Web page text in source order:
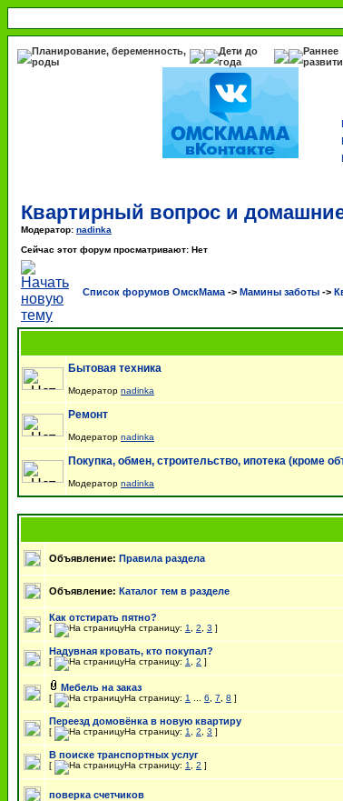
Планирование, беременность,
роды
Дети до
года
Раннее
Квартирный вопрос и
Модератор: nadinka
Сейчас этот форум просматривают: Нет
Список форумов ОмскМама -> Мамины заботы ->
Бытовая техника
Модератор nadinka
Ремонт
Модератор nadinka
Покупка, обмен, строительство, ипотека (кроме
Модератор nadinka
Объявление: Правила раздела
Объявление: Каталог тем в разделе
Как отстирать пятно?
[ На страницу: 1 2 3 ]
Надувная кровать, кто покупал?
[ На страницу: 1 2 ]
Мебель на заказ
[ На страницу: 1 6 7 8 ]
Переезд домовёнка в новую квартиру
[ На страницу: 1 2 3 ]
В поиске транспортных услуг
[ На страницу: 1 2 ]
поверка счетчиков